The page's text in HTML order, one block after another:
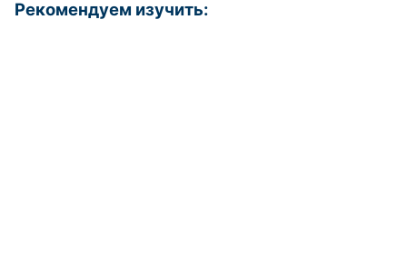
Рекомендуем изучить: